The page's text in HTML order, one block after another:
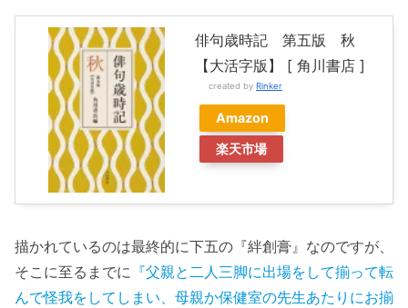
俳句歳時記 第五版 秋
【大活字版】 [ 角川書店 ]
created by Rinker
Amazon
楽天市場
描かれているのは最終的に下五の『絆創膏』なのですが、
そこに至るまでに 『父親と二人三脚に出場をして揃って転
んで怪我をしてしまい、母親か保健室の先生あたりにお揃